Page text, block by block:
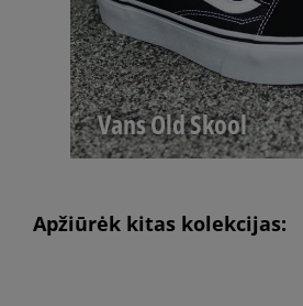
Vans Old Skool
Apžiūrėk kitas kolekcijas: